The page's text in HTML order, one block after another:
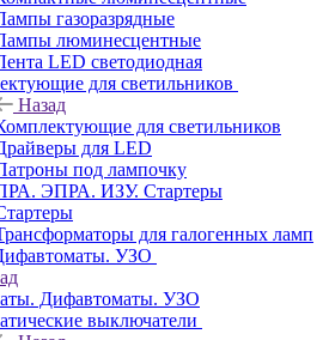
газоразрядные
люминесцентные
LED светодиодная
для светильников
Назад
для светильников
для LED
под лампочку
ЭПРА. ИЗУ. Стартеры
для галогенных ламп
УЗО
Дифавтоматы. УЗО
выключатели